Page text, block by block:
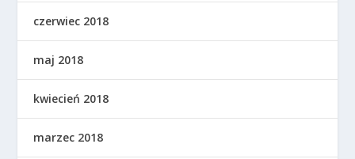
czerwiec 2018
maj 2018
kwiecień 2018
marzec 2018